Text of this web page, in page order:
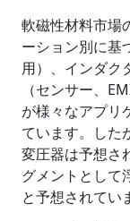
軟磁性材料市場
ーション別に基
用）、インダク
（センサー、
が様々なアプリ
ています。した
変圧器は予想さ
グメントとして
と予想されてい